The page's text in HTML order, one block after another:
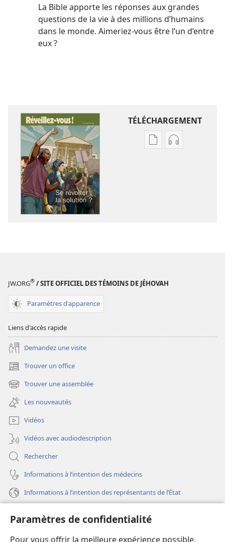
Paramètres de confidentialité
Pour vous offrir la meilleure expérience possible,
La Bible apporte les réponses aux grandes
questions de la vie à des millions d’humains
dans le monde. Aimeriez-​vous être l’un d’entre
eux ?
TÉLÉCHARGEMENT
OptionsOptions
JW.ORG® / SITE OFFICIEL DES TÉMOINS DE JÉHOVAH
Paramètres d'apparence
Liens d'accès rapide
Demandez une visite
Trouver un office
(ouvre
une
nouvelle
fenêtre)
Trouver une assemblée
(ouvre
une
nouvelle
fenêtre)
Les nouveautés
Vidéos
Vidéos avec audiodescription
Rechercher
Informations à l’intention des médecins
Informations à l’intention des représentants de l’État
(ouvre